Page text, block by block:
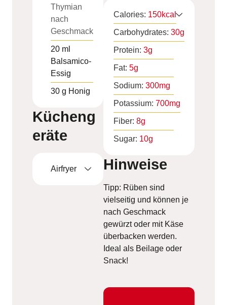
Thymian
nach
Geschmack
20 ml
Balsamico-
Essig
30 g Honig
Kücheng
eräte
Airfryer
Calories: 150kcal
Carbohydrates: 30g
Protein: 3g
Fat: 5g
Sodium: 300mg
Potassium: 700mg
Fiber: 8g
Sugar: 10g
Hinweise
Tipp: Rüben sind
vielseitig und können je
nach Geschmack
gewürzt oder mit Käse
überbacken werden.
Ideal als Beilage oder
Snack!